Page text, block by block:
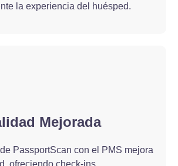
la experiencia del huésped.
Mejorada
PassportScan con el PMS mejora
ofreciendo check-ins